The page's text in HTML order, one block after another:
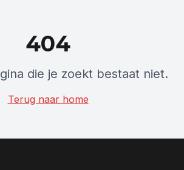
404
die je zoekt bestaat niet.
Terug naar home